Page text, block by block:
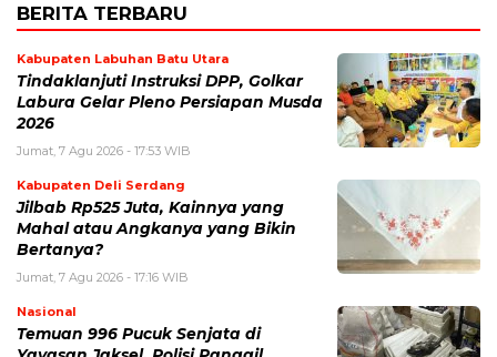
BERITA TERBARU
Kabupaten Labuhan Batu Utara
Tindaklanjuti Instruksi DPP, Golkar
Labura Gelar Pleno Persiapan Musda
2026
Jumat, 7 Agu 2026 - 17:53 WIB
Kabupaten Deli Serdang
Jilbab Rp525 Juta, Kainnya yang
Mahal atau Angkanya yang Bikin
Bertanya?
Jumat, 7 Agu 2026 - 17:16 WIB
Nasional
Temuan 996 Pucuk Senjata di